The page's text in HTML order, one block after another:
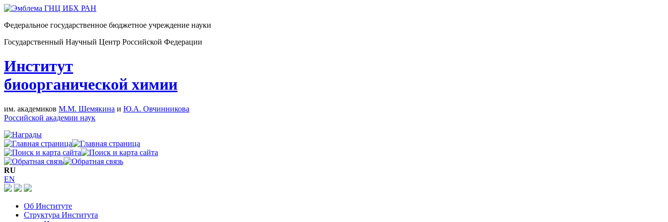
Федеральное государственное бюджетное учреждение науки
Государственный Научный Центр Российской Федерации
Институт
биоорганической химии
им. академиков М.М. Шемякина и Ю.А. Овчинникова
Российской академии наук
RU
EN
Об Институте
Структура Института